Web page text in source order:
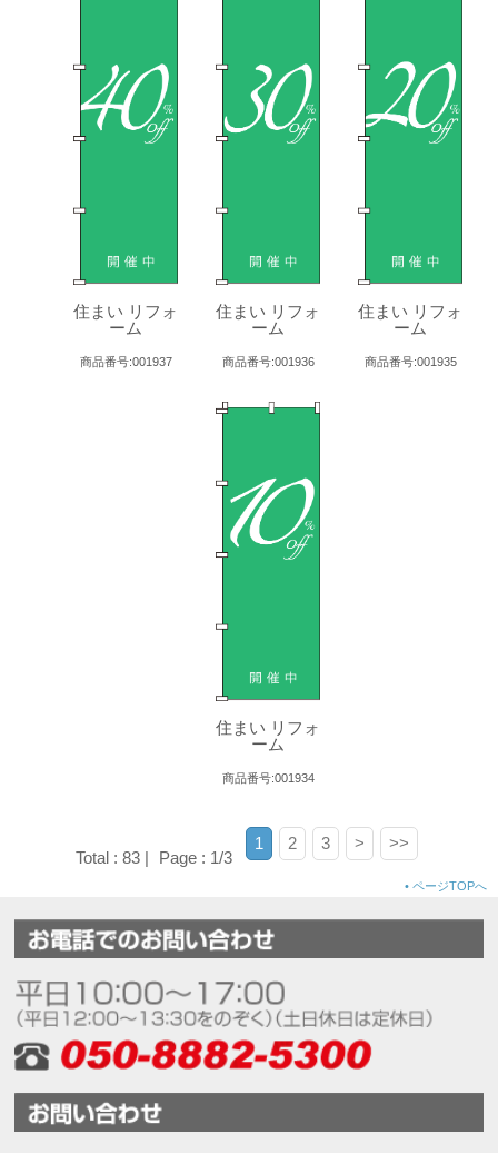
住まい リフォ
ーム
商品番号:001937
住まい リフォ
ーム
商品番号:001936
住まい リフォ
ーム
商品番号:001935
住まい リフォ
ーム
商品番号:001934
Total : 83 | Page : 1/3
1 2 3 > >>
• ページTOPへ